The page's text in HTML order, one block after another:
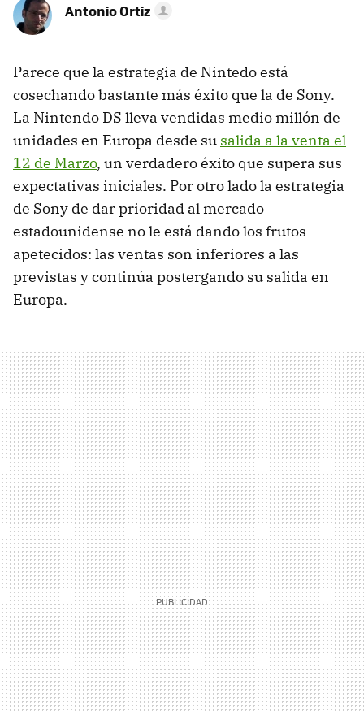
Antonio Ortiz
Parece que la estrategia de Nintedo está
cosechando bastante más éxito que la de Sony.
La Nintendo DS lleva vendidas medio millón de
unidades en Europa desde su salida a la venta el
12 de Marzo, un verdadero éxito que supera sus
expectativas iniciales. Por otro lado la estrategia
de Sony de dar prioridad al mercado
estadounidense no le está dando los frutos
apetecidos: las ventas son inferiores a las
previstas y continúa postergando su salida en
Europa.